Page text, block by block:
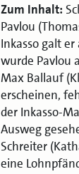
Zum Inhalt:
Pavlou
Inkasso galt
wurde Pavlou
Max Ballauf
erscheinen,
der Inkasso-
Ausweg
Schreiter
eine